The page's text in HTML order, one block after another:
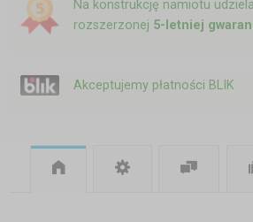
Na konstrukcję namiotu
rozszerzonej 5-letniej
Akceptujemy płatności BLIK